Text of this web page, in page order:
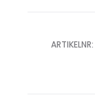
ARTIKELNR: